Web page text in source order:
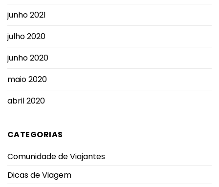
junho 2021
julho 2020
junho 2020
maio 2020
abril 2020
CATEGORIAS
Comunidade de Viajantes
Dicas de Viagem